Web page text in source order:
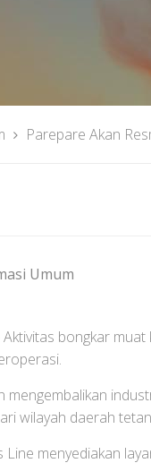
Parepare Akan
Umum
Aktivitas bongkar
mengembalikan
wilayah daerah
menyediakan